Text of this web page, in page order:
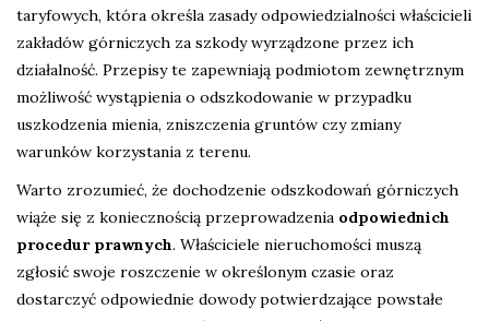
taryfowych, która określa zasady odpowiedzialności właścicieli
zakładów górniczych za szkody wyrządzone przez ich
działalność. Przepisy te zapewniają podmiotom zewnętrznym
możliwość wystąpienia o odszkodowanie w przypadku
uszkodzenia mienia, zniszczenia gruntów czy zmiany
warunków korzystania z terenu.
Warto zrozumieć, że dochodzenie odszkodowań górniczych
wiąże się z koniecznością przeprowadzenia odpowiednich
procedur prawnych. Właściciele nieruchomości muszą
zgłosić swoje roszczenie w określonym czasie oraz
dostarczyć odpowiednie dowody potwierdzające powstałe